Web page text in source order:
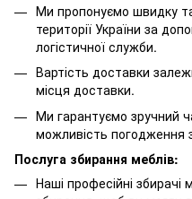
Ми пропонуємо швидку
території України за
логістичної служби.
Вартість доставки
місця доставки.
Ми гарантуємо зручний
можливість погодження
Послуга збирання меблів:
Наші професійні збирачі